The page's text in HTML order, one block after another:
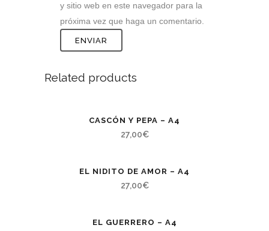
y sitio web en este navegador para la
próxima vez que haga un comentario.
Related products
CASCÓN Y PEPA – A4
27,00€
EL NIDITO DE AMOR – A4
27,00€
EL GUERRERO – A4